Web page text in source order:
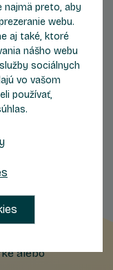
Byty
zeleňou
alebo
najmä preto, aby
webu.
aj také, ktoré
nášho webu
sociálnych
vo vašom
používať,